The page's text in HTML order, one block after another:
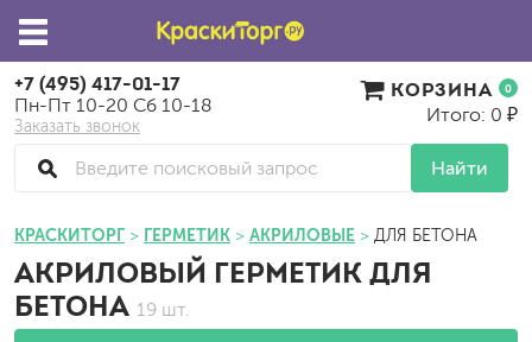
+7 (495) 417-01-17
Пн-Пт 10-20 Сб 10-18
Заказать звонок
Найти
КОРЗИНА 0
Итого: 0 ₽
КРАСКИТОРГ ГЕРМЕТИК АКРИЛОВЫЕ ДЛЯ БЕТОНА
АКРИЛОВЫЙ ГЕРМЕТИК ДЛЯ
БЕТОНА 19 шт.